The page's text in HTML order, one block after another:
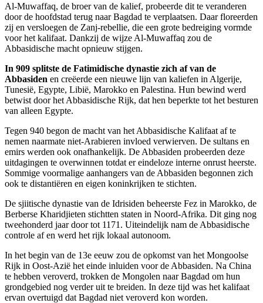
Al-Muwaffaq, de broer van de kalief, probeerde dit te veranderen
door de hoofdstad terug naar Bagdad te verplaatsen. Daar floreerden
zij en versloegen de Zanj-rebellie, die een grote bedreiging vormde
voor het kalifaat. Dankzij de wijze Al-Muwaffaq zou de
Abbasidische macht opnieuw stijgen.
In 909 splitste de Fatimidische dynastie zich af van de
Abbasiden en creëerde een nieuwe lijn van kaliefen in Algerije,
Tunesië, Egypte, Libië, Marokko en Palestina. Hun bewind werd
betwist door het Abbasidische Rijk, dat hen beperkte tot het besturen
van alleen Egypte.
Tegen 940 begon de macht van het Abbasidische Kalifaat af te
nemen naarmate niet-Arabieren invloed verwierven. De sultans en
emirs werden ook onafhankelijk. De Abbasiden probeerden deze
uitdagingen te overwinnen totdat er eindeloze interne onrust heerste.
Sommige voormalige aanhangers van de Abbasiden begonnen zich
ook te distantiëren en eigen koninkrijken te stichten.
De sjiitische dynastie van de Idrisiden beheerste Fez in Marokko, de
Berberse Kharidjieten stichtten staten in Noord-Afrika. Dit ging nog
tweehonderd jaar door tot 1171. Uiteindelijk nam de Abbasidische
controle af en werd het rijk lokaal autonoom.
In het begin van de 13e eeuw zou de opkomst van het Mongoolse
Rijk in Oost-Azië het einde inluiden voor de Abbasiden. Na China
te hebben veroverd, trokken de Mongolen naar Bagdad om hun
grondgebied nog verder uit te breiden. In deze tijd was het kalifaat
ervan overtuigd dat Bagdad niet veroverd kon worden.